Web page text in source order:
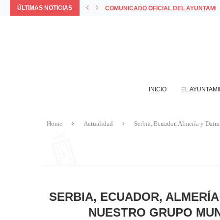
ÚLTIMAS NOTICIAS COMUNICADO OFICIAL DEL
INICIO EL
Home Actualidad
Serbia, Ecuador, Almería y
SERBIA, ECUADOR,
NUESTRO GRUPO